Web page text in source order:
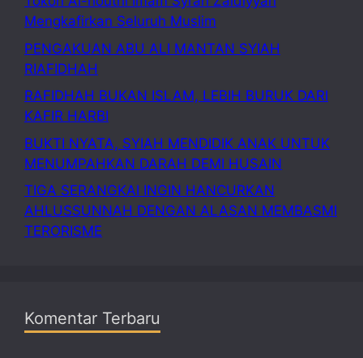
Mengkafirkan Seluruh Muslim
PENGAKUAN ABU ALI MANTAN SYIAH
RIAFIDHAH
RAFIDHAH BUKAN ISLAM, LEBIH BURUK DARI
KAFIR HARBI
BUKTI NYATA, SYIAH MENDIDIK ANAK UNTUK
MENUMPAHKAN DARAH DEMI HUSAIN
TIGA SERANGKAI INGIN HANCURKAN
AHLUSSUNNAH DENGAN ALASAN MEMBASMI
TERORISME
Komentar Terbaru